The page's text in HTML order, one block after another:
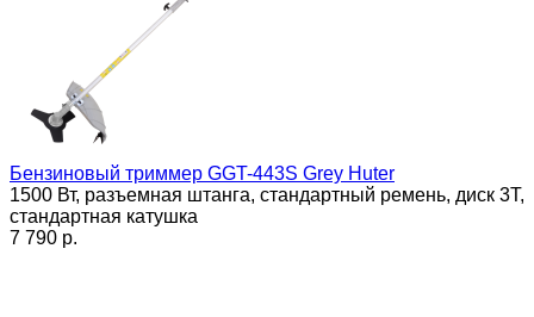
Бензиновый триммер GGT-443S Grey Huter
1500 Вт, разъемная штанга, стандартный ремень, диск 3Т,
стандартная катушка
7 790 p.